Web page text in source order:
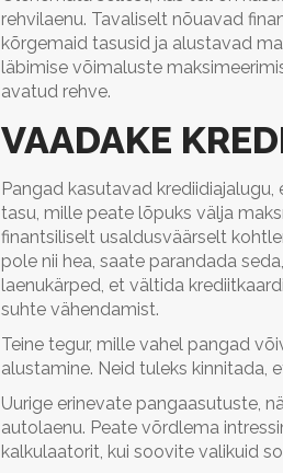
rehvilaenu. Tavaliselt nõuavad
kõrgemaid tasusid ja alustavad
läbimise võimaluste
avatud rehve.
VAADAKE
Pangad kasutavad
tasu, mille peate lõpuks välja
finantsiliselt usaldusväärselt
pole nii hea, saate parandada
laenukärped, et vältida
suhte vähendamist.
Teine tegur, mille vahel pangad
alustamine. Neid tuleks kinnitada,
Uurige erinevate pangaasutuste,
autolaenu. Peate võrdlema
kalkulaatorit, kui soovite valikuid